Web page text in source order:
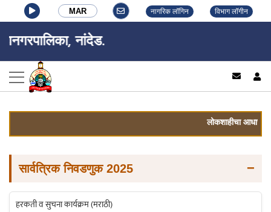
MAR नागरिक लॉगिन विभाग लॉगीन
नांदेड.
लोकशाहीचा आधार, करु
सार्वत्रिक निवडणुक 2025 −
हरकती व सुचना कार्यक्रम (मराठी)